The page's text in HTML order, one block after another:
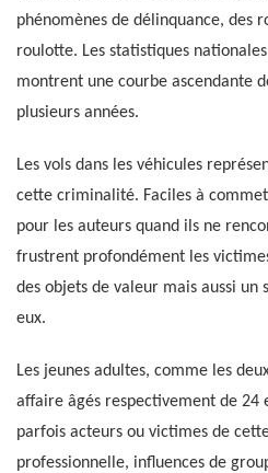
phénomènes de délinquance, des
roulotte. Les statistiques
montrent une courbe ascendante
plusieurs années.
Les vols dans les véhicules
cette criminalité. Faciles à
pour les auteurs quand ils ne
frustrent profondément les
des objets de valeur mais aussi un
eux.
Les jeunes adultes, comme les
affaire âgés respectivement de 24
parfois acteurs ou victimes de
professionnelle, influences de